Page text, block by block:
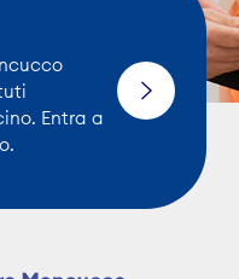
Entra a